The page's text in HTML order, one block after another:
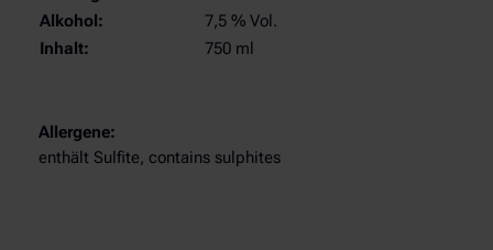
l
i
S
Alkohol:
7,5 % Vol.
Inhalt:
750 ml
Allergene:
enthält Sulfite, contains sulphites